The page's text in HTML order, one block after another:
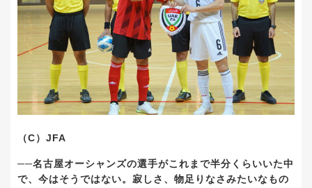
（C）JFA
──名古屋オーシャンズの選手がこれまで半分くらいいた中
で、今はそうではない。寂しさ、物足りなさみたいなもの